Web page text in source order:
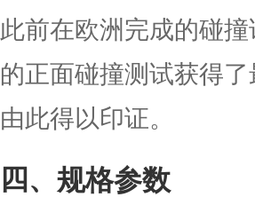
此前在欧洲完成的碰
的正面碰撞测试获得
由此得以印证。
规格参数